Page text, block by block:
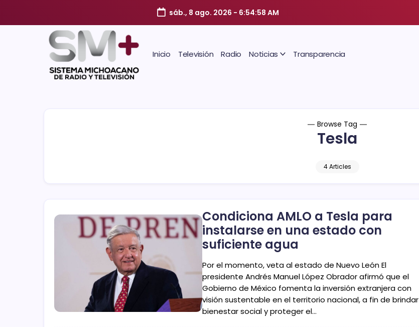
sáb., 8 ago. 2026 - 6:54:58 AM
Inicio Televisión Radio Noticias Transparencia
Browse Tag
Tesla
4 Articles
Condiciona AMLO a Tesla para
instalarse en una estado con
suficiente agua
Por el momento, veta al estado de Nuevo León El
presidente Andrés Manuel López Obrador afirmó que el
Gobierno de México fomenta la inversión extranjera con
visión sustentable en el territorio nacional, a fin de brindar
bienestar social y proteger el…